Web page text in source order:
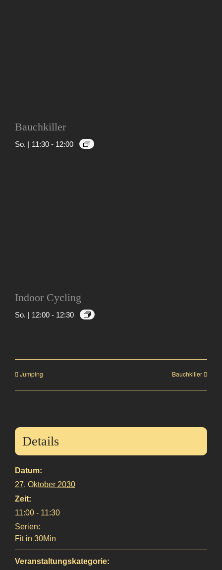
Bauchkiller
So. | 11:30 - 12:00
Indoor Cycling
So. | 12:00 - 12:30
Jumping Bauchkiller
Details
Datum:
27. Oktober 2030
Zeit:
11:00 - 11:30
Serien:
Fit in 30Min
Veranstaltungskategorie: